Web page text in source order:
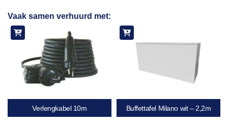
Vaak samen verhuurd met:
Verlengkabel 10m Buffettafel Milano wit – 2,2m